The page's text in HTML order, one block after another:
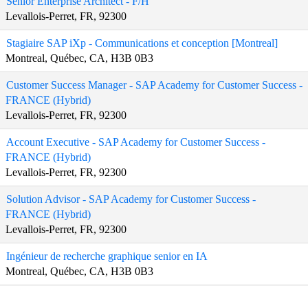
Levallois-Perret, FR, 92300
Stagiaire SAP iXp - Communications et conception [Montreal]
Montreal, Québec, CA, H3B 0B3
Customer Success Manager - SAP Academy for Customer Success -
FRANCE (Hybrid)
Levallois-Perret, FR, 92300
Account Executive - SAP Academy for Customer Success -
FRANCE (Hybrid)
Levallois-Perret, FR, 92300
Solution Advisor - SAP Academy for Customer Success -
FRANCE (Hybrid)
Levallois-Perret, FR, 92300
Ingénieur de recherche graphique senior en IA
Montreal, Québec, CA, H3B 0B3